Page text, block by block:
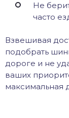
Не
часто
Взвешивая
подобрать
дороге и не
ваших
максимальная